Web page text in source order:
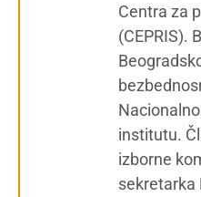
Centra za
(CEPRIS).
institutu.
izborne
sekretarka